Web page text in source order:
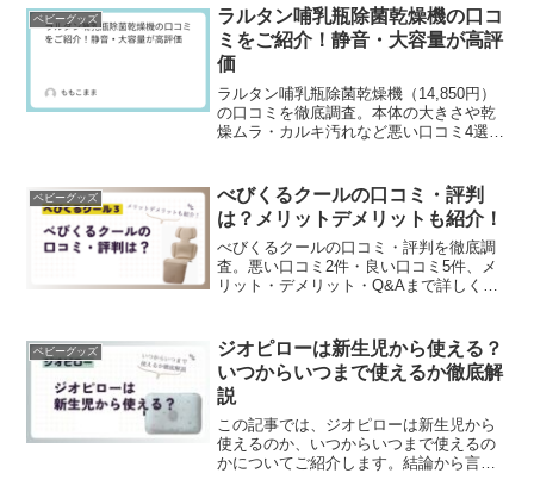
ったデメリットだけでなく、言葉や数、
英語への興味づけや集中力ア...
ベビーグッズ
ラルタン哺乳瓶除菌乾燥機の口コ
ミをご紹介！静音・大容量が高評
価
ラルタン哺乳瓶除菌乾燥機（14,850円）
の口コミを徹底調査。本体の大きさや乾
燥ムラ・カルキ汚れなど悪い口コミ4選、
がいい人・おすすめな人を紹介します。
ベビーグッズ
べびくるクールの口コミ・評判
は？メリットデメリットも紹介！
べびくるクールの口コミ・評判を徹底調
査。悪い口コミ2件・良い口コミ5件、メ
リット・デメリット・Q&Aまで詳しく紹
ベビーグッズ
ジオピローは新生児から使える？
いつからいつまで使えるか徹底解
説
この記事では、ジオピローは新生児から
使えるのか、いつからいつまで使えるの
かについてご紹介します。結論から言う